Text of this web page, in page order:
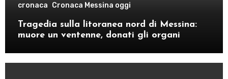
cronaca Cronaca Messina oggi
Tragedia sulla litoranea nord di Messina:
muore un ventenne, donati gli organi